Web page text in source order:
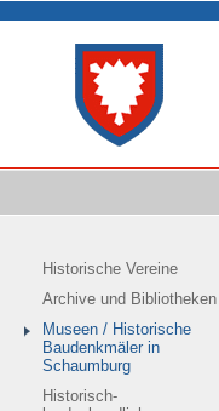
Historische Vereine
Archive und Bibliotheken
Museen / Historische
Baudenkmäler in
Schaumburg
Historisch-